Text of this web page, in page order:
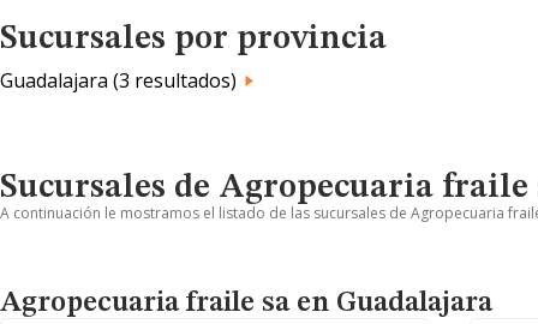
Sucursales por provincia
Guadalajara (3 resultados)
Sucursales de Agropecuaria fraile
A continuación le mostramos el listado de las sucursales de Agropecuaria
Agropecuaria fraile sa en Guadalajara